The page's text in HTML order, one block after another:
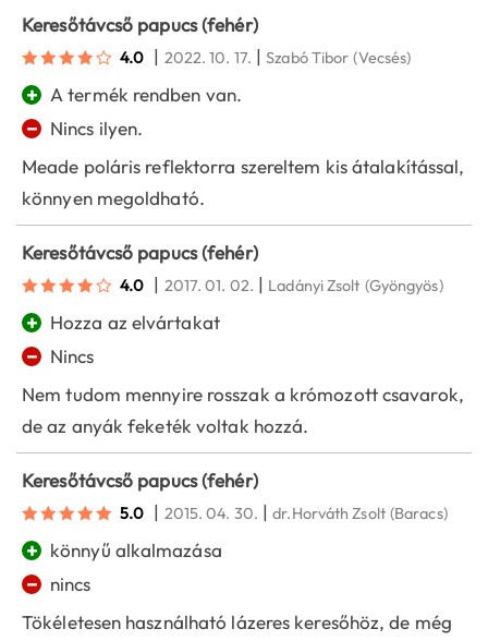
Keresőtávcső papucs (fehér)
4.0 | 2022. 10. 17. |Szabó Tibor (Vecsés)
+ A termék rendben van.
−
Nincs ilyen.
Meade poláris reflektorra szereltem kis átalakítással,
könnyen megoldható.
Keresőtávcső papucs (fehér)
4.0 | 2017. 01. 02. | Ladányi Zsolt (Gyöngyös)
+ Hozza az elvártakat
−
Nincs
Nem tudom mennyire rosszak a krómozott csavarok,
de az anyák feketék voltak hozzá.
Keresőtávcső papucs (fehér)
5.0 | 2015. 04. 30. |dr.Horváth Zsolt (Baracs)
+ könnyű alkalmazása
−
nincs
Tökéletesen használható lázeres keresőhöz, de még